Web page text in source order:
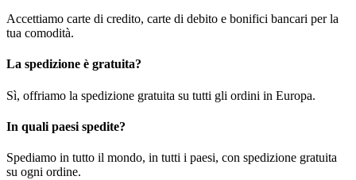
Accettiamo carte di credito, carte di debito e bonifici bancari per la
tua comodità.
La spedizione è gratuita?
Sì, offriamo la spedizione gratuita su tutti gli ordini in Europa.
In quali paesi spedite?
Spediamo in tutto il mondo, in tutti i paesi, con spedizione gratuita
su ogni ordine.